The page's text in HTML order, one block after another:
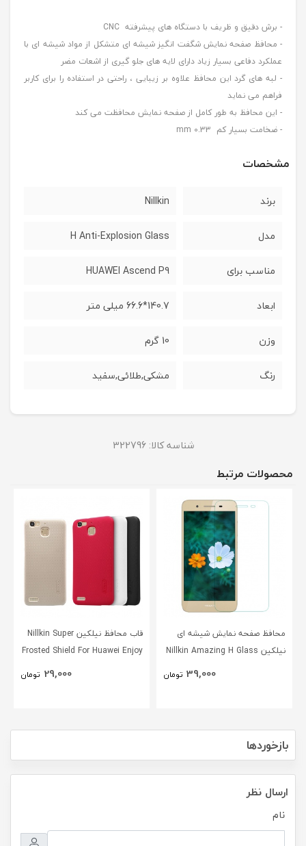
- برش دقیق و ظریف با دستگاه های پیشرفته CNC
- محافظ صفحه نمایش شگفت انگیز شیشه ای متشکل از مواد شیشه ای با
عملکرد دفاعی بسیار زیاد دارای لایه های جلو گیری از اشعات مضر
- لبه های گرد این محافظ علاوه بر زیبایی ، راحتی در استفاده را برای کاربر
فراهم می نماید
- این محافظ به طور کامل از صفحه نمایش محافظت می کند
- ضخامت بسیار کم 0.33 mm
مشخصات
برند Nillkin
مدل H Anti-Explosion Glass
مناسب برای HUAWEI Ascend P9
ابعاد 140.7*66.6 میلی متر
وزن 10 گرم
رنگ مشکی,طلائی,سفید
شناسه کالا:322796
محصولات مرتبط
محافظ صفحه نمایش شیشه ای
نیلکین Nillkin Amazing H Glass
Screen Protector For Huawei
39,000 تومان
قاب محافظ نیلکین Nillkin Super
Frosted Shield For Huawei Enjoy
29,000 تومان
بازخوردها
ارسال نظر
نام